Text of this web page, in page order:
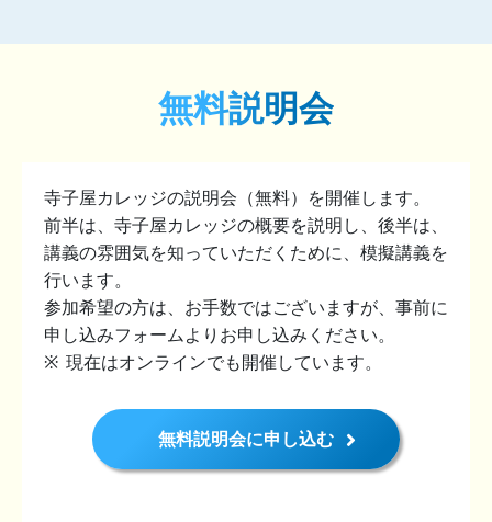
無料説明会
寺子屋カレッジの説明会（無料）を開催します。
前半は、寺子屋カレッジの概要を説明し、後半は、
講義の雰囲気を知っていただくために、模擬講義を
行います。
参加希望の方は、お手数ではございますが、事前に
申し込みフォームよりお申し込みください。
現在はオンラインでも開催しています。
無料説明会に申し込む